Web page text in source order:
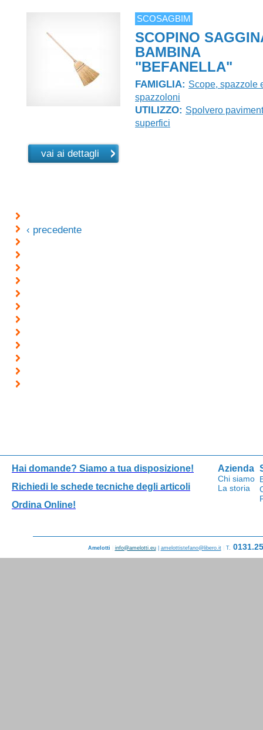
SCOSAGBIM
SCOPINO
BAMBINA
"BEFANELLA"
FAMIGLIA: Scope, spazzole
spazzoloni
UTILIZZO: Spolvero
superfici
vai ai dettagli
‹ precedente
Hai domande? Siamo a tua disposizione!
Richiedi le schede tecniche degli articoli
Ordina Online!
Azienda
Chi siamo
La storia
Amelotti info@amelotti.eu| amelottistefano@libero.it T.